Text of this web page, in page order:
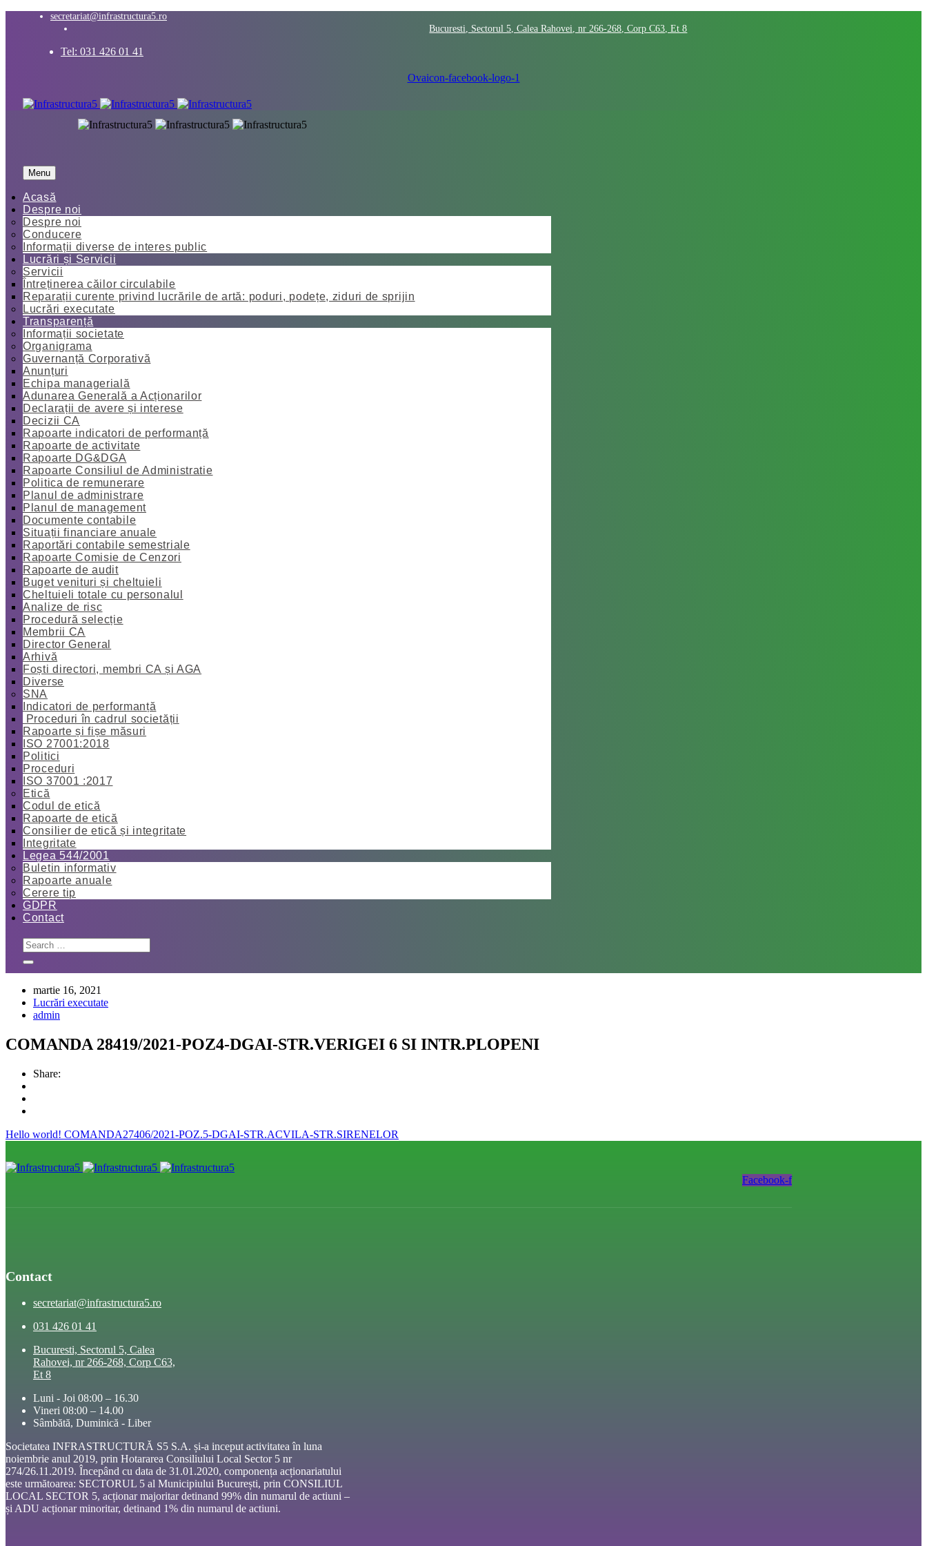
secretariat@infrastructura5.ro
Bucuresti, Sectorul 5, Calea Rahovei, nr 266-268, Corp C63, Et 8
Tel: 031 426 01 41
Ovaicon-facebook-logo-1
Menu
Acasă
Despre noi
Despre noi
Conducere
Informații diverse de interes public
Lucrări și Servicii
Servicii
Întreținerea căilor circulabile
Reparații curente privind lucrările de artă: poduri, podețe, ziduri de sprijin
Lucrări executate
Transparență
Informații societate
Organigrama
Guvernanță Corporativă
Anunțuri
Echipa managerială
Adunarea Generală a Acționarilor
Declarații de avere și interese
Decizii CA
Rapoarte indicatori de performanță
Rapoarte de activitate
Rapoarte DG&DGA
Rapoarte Consiliul de Administratie
Politica de remunerare
Planul de administrare
Planul de management
Documente contabile
Situații financiare anuale
Raportări contabile semestriale
Rapoarte Comisie de Cenzori
Rapoarte de audit
Buget venituri și cheltuieli
Cheltuieli totale cu personalul
Analize de risc
Procedură selecție
Membrii CA
Director General
Arhivă
Foști directori, membri CA și AGA
Diverse
SNA
Indicatori de performanță
Proceduri în cadrul societății
Rapoarte și fișe măsuri
ISO 27001:2018
Politici
Proceduri
ISO 37001 :2017
Etică
Codul de etică
Rapoarte de etică
Consilier de etică și integritate
Integritate
Legea 544/2001
Buletin informativ
Rapoarte anuale
Cerere tip
GDPR
Contact
martie 16, 2021
Lucrări executate
admin
COMANDA 28419/2021-POZ4-DGAI-STR.VERIGEI 6 SI INTR.PLOPENI
Share:
Hello world! COMANDA27406/2021-POZ.5-DGAI-STR.ACVILA-STR.SIRENELOR
Facebook-f
Contact
secretariat@infrastructura5.ro
031 426 01 41
Bucuresti, Sectorul 5, Calea
Rahovei, nr 266-268, Corp C63,
Et 8
Luni - Joi 08:00 – 16.30
Vineri 08:00 – 14.00
Sâmbătă, Duminică - Liber
Societatea INFRASTRUCTURĂ S5 S.A. și-a inceput activitatea în luna
noiembrie anul 2019, prin Hotararea Consiliului Local Sector 5 nr
274/26.11.2019. Începând cu data de 31.01.2020, componența acționariatului
este următoarea: SECTORUL 5 al Municipiului București, prin CONSILIUL
LOCAL SECTOR 5, acționar majoritar detinand 99% din numarul de actiuni –
și ADU acționar minoritar, detinand 1% din numarul de actiuni.